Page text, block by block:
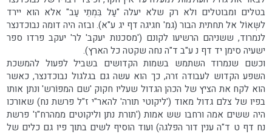
בטלים ומבוטלים ולא רק שלא יעלה "עַל בִּמְתֵי עַב" אלא הוא יירד
לשְּאו‍ֹל אל תחתית הבור (גמ' חגיגה דף יג ע"א). ובזה היה דומה נבוכדנצר
לנמרוד, ששניהם הרשיעו לקונם ('מסכנות יעקב' לר' יעקב פרדו ספר
ישעיה סימן יד דף נ ע"ב ד"ה נחה שקטה כל הארץ).
וכשם שנמרוד השתמש בשמות הקדושים בשביל לפעול להמשכת
השפע הקדוש לעבודה זרה, כך הוא עשה גם בגלגול נבוכדנצר, כאשר
הוא לקח את הציץ של הכהן הגדול שעליו חקוק 'שם המפוֹרש' ונתן אותו
בפיו של צלם גדול מאוד ('ליקוטי תורה' להאר"י ז"ל פרשת נח) שאורכו
היה ששים אמה ורחבו שש אמות ('תורת נתן וליקוטים ממהרח"ו' פרשת
נח דף ט ד"ה ענין דור הפלגה) ועוד הוסיף לשים בתוך פיו גם כלים של